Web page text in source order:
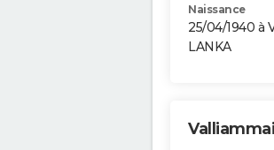
Naissance
25/04/1940 à
LANKA